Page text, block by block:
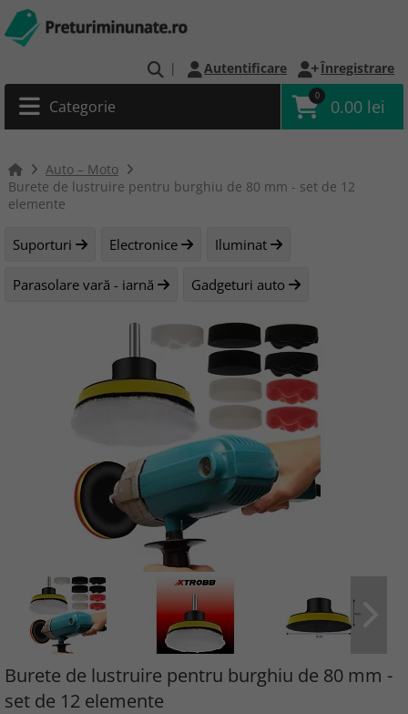
| Autentificare Înregistrare
Categorie
0
0.00 lei
Auto – Moto
Burete de lustruire pentru burghiu de 80 mm - set de 12
elemente
Suporturi Electronice Iluminat
Parasolare vară - iarnă Gadgeturi auto
Burete de lustruire pentru burghiu de 80 mm -
set de 12 elemente